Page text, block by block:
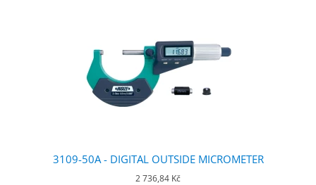
3109-50A - DIGITAL OUTSIDE MICROMETER
2 736,84 Kč